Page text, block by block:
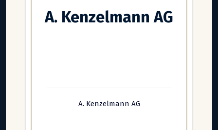
A. Kenzelmann AG
A. Kenzelmann AG